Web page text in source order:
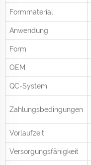
Formmaterial
Anwendung
Form
OEM
QC-System
Zahlungsbedingungen
Vorlaufzeit
Versorgungsfähigkeit